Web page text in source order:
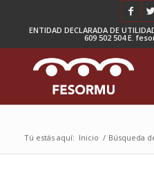
ENTIDAD DECLARADA DE
609 502 504 E.
Tú estás aquí: Inicio / Búsqueda